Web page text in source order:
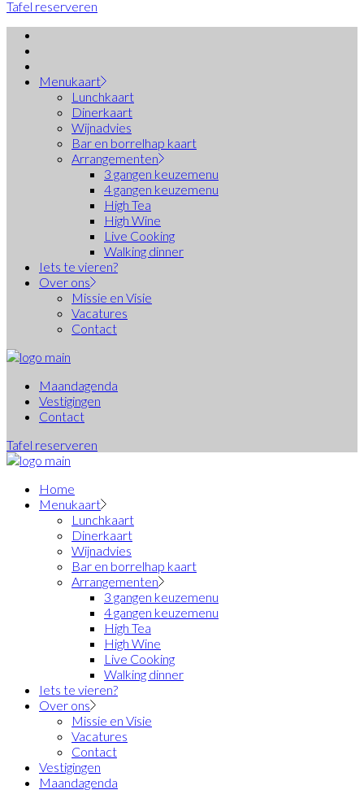
Tafel reserveren
Menukaart
Lunchkaart
Dinerkaart
Wijnadvies
Bar en borrelhap kaart
Arrangementen
3 gangen keuzemenu
4 gangen keuzemenu
High Tea
High Wine
Live Cooking
Walking dinner
Iets te vieren?
Over ons
Missie en Visie
Vacatures
Contact
Maandagenda
Vestigingen
Contact
Tafel reserveren
Home
Menukaart
Lunchkaart
Dinerkaart
Wijnadvies
Bar en borrelhap kaart
Arrangementen
3 gangen keuzemenu
4 gangen keuzemenu
High Tea
High Wine
Live Cooking
Walking dinner
Iets te vieren?
Over ons
Missie en Visie
Vacatures
Contact
Vestigingen
Maandagenda